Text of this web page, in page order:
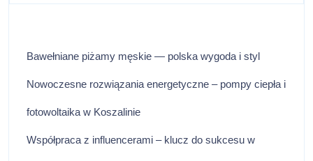
Bawełniane piżamy męskie — polska wygoda i styl
Nowoczesne rozwiązania energetyczne – pompy ciepła i
fotowoltaika w Koszalinie
Współpraca z influencerami – klucz do sukcesu w